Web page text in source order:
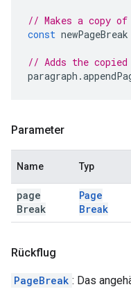
// Makes a copy
const newPageBreak
// Adds the copied
paragraph .
Parameter
Name Typ
page
Break
Page
Break
Rückflug
PageBreak : Das